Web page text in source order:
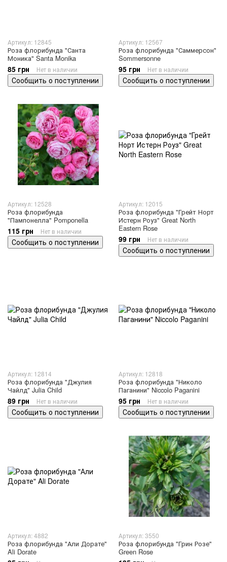
Артикул: 12845
Роза флорибунда "Санта
Моника" Santa Monika
85 грн Нет в наличии
Сообщить о поступлении
Артикул: 12567
Роза флорибунда "Саммерсон"
Sommersonne
95 грн Нет в наличии
Сообщить о поступлении
Артикул: 12528
Роза флорибунда
"Пампонелла" Pomponella
115 грн Нет в наличии
Сообщить о поступлении
Артикул: 12015
Роза флорибунда "Грейт Норт
Истерн Роуз" Great North
Eastern Rose
99 грн Нет в наличии
Сообщить о поступлении
Артикул: 12814
Роза флорибунда "Джулия
Чайлд" Julia Child
89 грн Нет в наличии
Сообщить о поступлении
Артикул: 12818
Роза флорибунда "Николо
Паганини" Niccolo Paganini
95 грн Нет в наличии
Сообщить о поступлении
Артикул: 4882
Роза флорибунда "Али Дорате"
Ali Dorate
Артикул: 3550
Роза флорибунда "Грин Розе"
Green Rose